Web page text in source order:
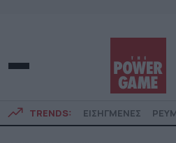
TRENDS: ΕΙΣΗΓΜΕΝΕΣ